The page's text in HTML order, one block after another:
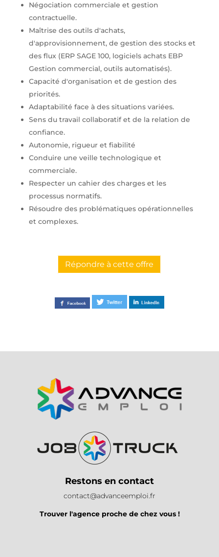
Négociation commerciale et gestion
contractuelle.
Maîtrise des outils d'achats,
d'approvisionnement, de gestion des stocks et
des flux (ERP SAGE 100, logiciels achats EBP
Gestion commercial, outils automatisés).
Capacité d'organisation et de gestion des
priorités.
Adaptabilité face à des situations variées.
Sens du travail collaboratif et de la relation de
confiance.
Autonomie, rigueur et fiabilité
Conduire une veille technologique et
commerciale.
Respecter un cahier des charges et les
processus normatifs.
Résoudre des problématiques opérationnelles
et complexes.
Répondre à cette offre
Restons en contact
contact@advanceemploi.fr
Trouver l'agence proche de chez vous !